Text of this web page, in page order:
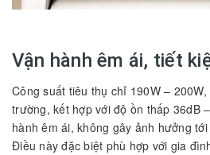
Vận hành êm ái, tiết
Công suất tiêu thụ chỉ 190W –
trường, kết hợp với độ ồn thấp 36dB
hành êm ái, không gây ảnh hưởng
Điều này đặc biệt phù hợp với gia